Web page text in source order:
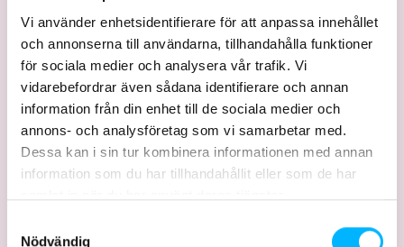
Vi använder enhetsidentifierare för att anpassa innehållet
och annonserna till användarna, tillhandahålla funktioner
för sociala medier och analysera vår trafik. Vi
vidarebefordrar även sådana identifierare och annan
information från din enhet till de sociala medier och
annons- och analysföretag som vi samarbetar med.
Dessa kan i sin tur kombinera informationen med annan
information som du har tillhandahållit eller som de har
Nödvändig
I dag søndag den 11. august, sidste dag i sæson
2024, er billetterne desværre helt udsolgt. Vi kan
derfor i stedet ønske dig hjertelig velkommen til
sæson 2025. Så velkommen!!!
Tilmeldt!!!